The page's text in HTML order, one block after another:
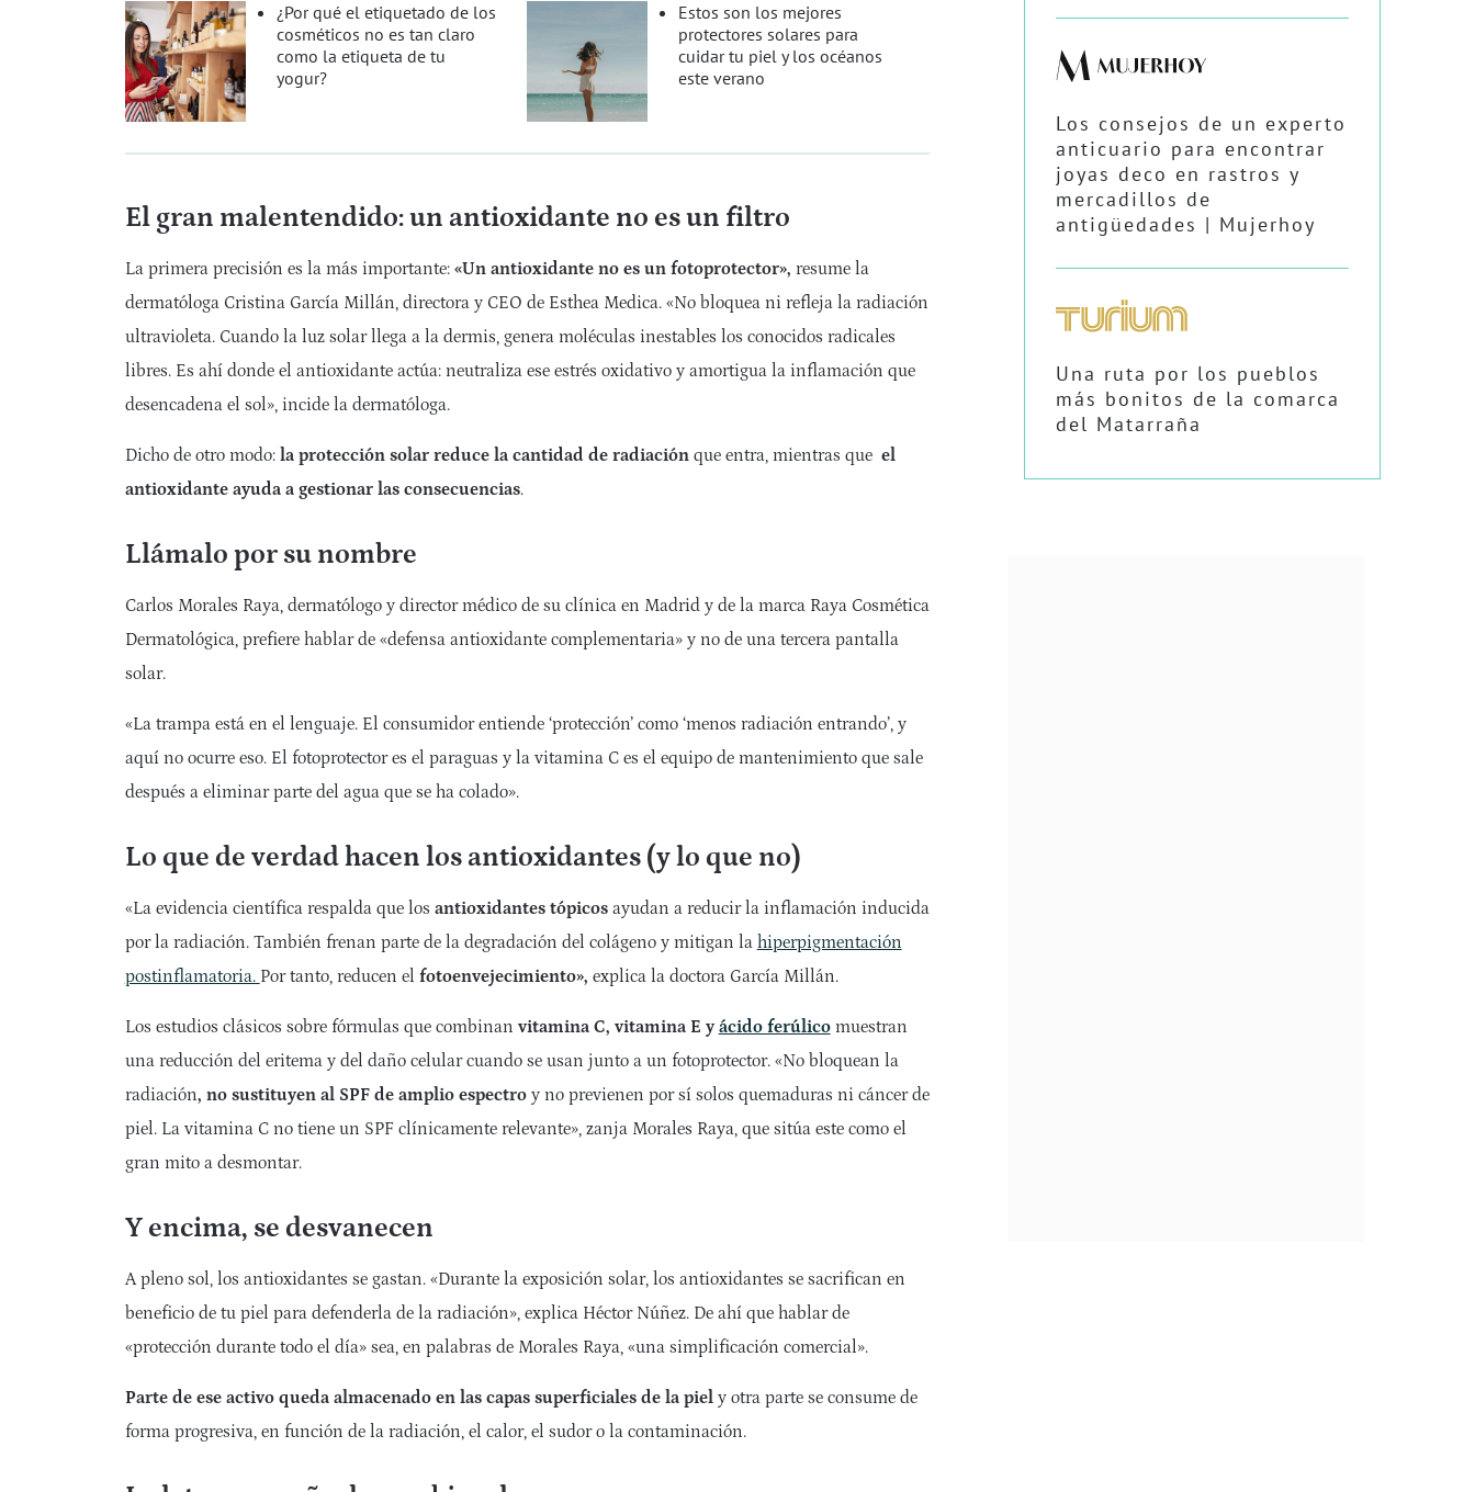
¿Por qué el etiquetado de los
cosméticos no es tan claro
como la etiqueta de tu
yogur?
Estos son los mejores
protectores solares para
cuidar tu piel y los océanos
este verano
El gran malentendido: un antioxidante no es un filtro
La primera precisión es la más importante: «Un antioxidante no es un fotoprotector», resume la
dermatóloga Cristina García Millán, directora y CEO de Esthea Medica. «No bloquea ni refleja la radiación
ultravioleta. Cuando la luz solar llega a la dermis, genera moléculas inestables los conocidos radicales
libres. Es ahí donde el antioxidante actúa: neutraliza ese estrés oxidativo y amortigua la inflamación que
desencadena el sol», incide la dermatóloga.
Dicho de otro modo:la protección solar reduce la cantidad de radiaciónque entra, mientras que el
antioxidante ayuda a gestionar las consecuencias.
Llámalo por su nombre
Carlos Morales Raya, dermatólogo y director médico de su clínica en Madrid y de la marca Raya Cosmética
Dermatológica, prefiere hablar de «defensa antioxidante complementaria» y no de una tercera pantalla
solar.
«La trampa está en el lenguaje. El consumidor entiende ‘protección’ como ‘menos radiación entrando’, y
aquí no ocurre eso. El fotoprotector es el paraguas y la vitamina C es el equipo de mantenimiento que sale
después a eliminar parte del agua que se ha colado».
Lo que de verdad hacen los antioxidantes (y lo que no)
«La evidencia científica respalda que los antioxidantes tópicosayudan a reducir la inflamación inducida
por la radiación. También frenan parte de la degradación del colágeno y mitigan la hiperpigmentación
postinflamatoria. Por tanto, reducen el fotoenvejecimiento», explica la doctora García Millán.
Los estudios clásicos sobre fórmulas que combinan vitamina C, vitamina E y ácido ferúlicomuestran
una reducción del eritema y del daño celular cuando se usan junto a un fotoprotector. «No bloquean la
radiación, no sustituyen al SPF de amplio espectroy no previenen por sí solos quemaduras ni cáncer de
piel. La vitamina C no tiene un SPF clínicamente relevante», zanja Morales Raya, que sitúa este como el
gran mito a desmontar.
Y encima, se desvanecen
A pleno sol, los antioxidantes se gastan. «Durante la exposición solar, los antioxidantes se sacrifican en
beneficio de tu piel para defenderla de la radiación», explica Héctor Núñez. De ahí que hablar de
«protección durante todo el día» sea, en palabras de Morales Raya, «una simplificación comercial».
Parte de ese activo queda almacenado en las capas superficiales de la piely otra parte se consume de
forma progresiva, en función de la radiación, el calor, el sudor o la contaminación.
Los consejos de un experto
anticuario para encontrar
joyas deco en rastros y
mercadillos de
antigüedades | Mujerhoy
Una ruta por los pueblos
más bonitos de la comarca
del Matarraña